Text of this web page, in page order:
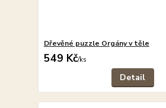
Dřevěné puzzle Orgány v těle
549 Kč/ks
Detail